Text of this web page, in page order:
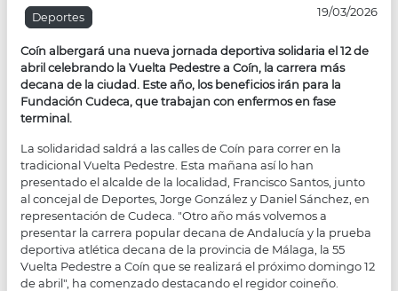
Deportes 19/03/2026
Coín albergará una nueva jornada deportiva solidaria el 12 de
abril celebrando la Vuelta Pedestre a Coín, la carrera más
decana de la ciudad. Este año, los beneficios irán para la
Fundación Cudeca, que trabajan con enfermos en fase
terminal.
La solidaridad saldrá a las calles de Coín para correr en la
tradicional Vuelta Pedestre. Esta mañana así lo han
presentado el alcalde de la localidad, Francisco Santos, junto
al concejal de Deportes, Jorge González y Daniel Sánchez, en
representación de Cudeca. "Otro año más volvemos a
presentar la carrera popular decana de Andalucía y la prueba
deportiva atlética decana de la provincia de Málaga, la 55
Vuelta Pedestre a Coín que se realizará el próximo domingo 12
de abril", ha comenzado destacando el regidor coineño.